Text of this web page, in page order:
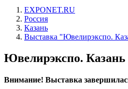
EXPONET.RU
Россия
Казань
Выставка "Ювелирэкспо.
Ювелирэкспо. Казань
Внимание! Выставка